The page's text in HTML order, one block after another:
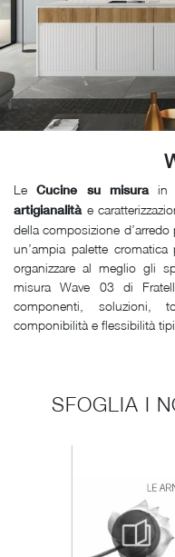
LeCucine su misurain
artigianalitàe
della composizione
un’ampia palette
organizzare al meglio gli
misura Wave 03 di
componenti, soluzioni,
componibilità e flessibilità
SFOGLIA I